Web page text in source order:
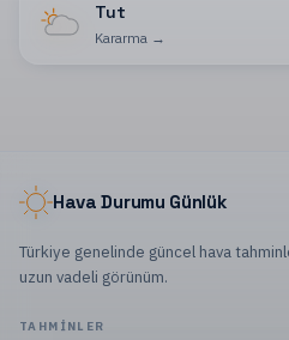
Tut
Kararma →
Hava Durumu Günlük
Türkiye genelinde güncel hava
uzun vadeli görünüm.
TAHMINLER